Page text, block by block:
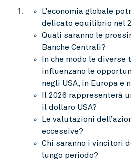
L’economia globale
delicato equilibrio nel
Quali saranno le
Banche Centrali?
In che modo le
influenzano le
negli USA, in Europa e
Il 2026 rappresenterà
il dollaro USA?
Le valutazioni
eccessive?
Chi saranno i vincitori
lungo periodo?